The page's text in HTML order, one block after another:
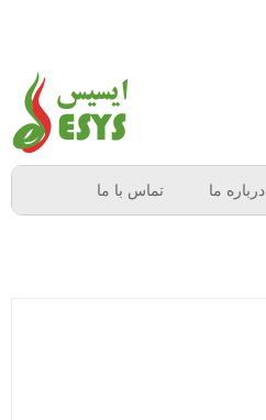
درباره ما تماس با ما